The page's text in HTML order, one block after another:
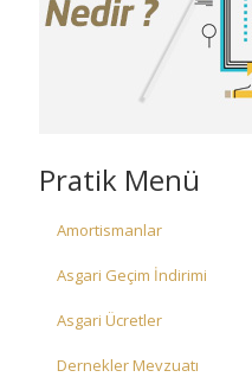
Pratik Menü
Amortismanlar
Asgari Geçim İndirimi
Asgari Ücretler
Dernekler Mevzuatı